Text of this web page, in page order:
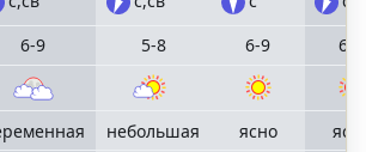
6-9
5-8
небольшая
6-9
ясно
6-9